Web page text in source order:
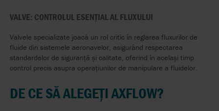
VALVE: CONTROLUL ESENȚIAL AL FLUXULUI
Valvele specializate joacă un rol critic în reglarea fluxurilor de
fluide din sistemele aeronavelor, asigurând respectarea
standardelor de siguranță și calitate, oferind în același timp
control precis asupra operațiunilor de manipulare a fluidelor.
DE CE SĂ ALEGEȚI AXFLOW?